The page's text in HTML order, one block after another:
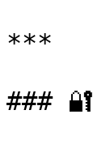
***
###